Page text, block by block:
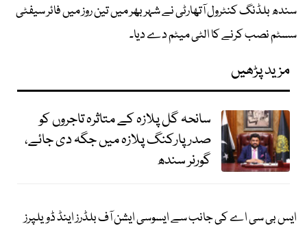
سندھ بلڈنگ کنٹرول آتھارٹی نے شہر بھر میں تین روز میں فائر سیفٹی
سسٹم نصب کرنے کا الٹی میٹم دے دیا۔
مزید پڑھیں
سانحہ گل پلازہ کے متاثرہ تاجروں کو
صدر پارکنگ پلازہ میں جگہ دی جائے،
گورنر سندھ
ایس بی سی اے کی جانب سے ایسوسی ایشن آف بلڈرز اینڈ ڈویلپرز